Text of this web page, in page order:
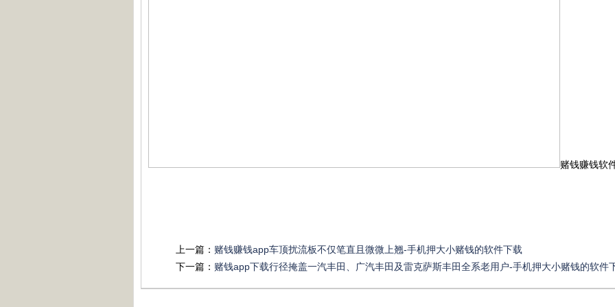
赌钱赚钱软
上一篇： 赌钱赚钱app车顶扰流板不仅笔直且微微上翘-手机押大小赌钱的软件下载
下一篇： 赌钱app下载行径掩盖一汽丰田、广汽丰田及雷克萨斯丰田全系老用户-手机押大小赌钱的软件